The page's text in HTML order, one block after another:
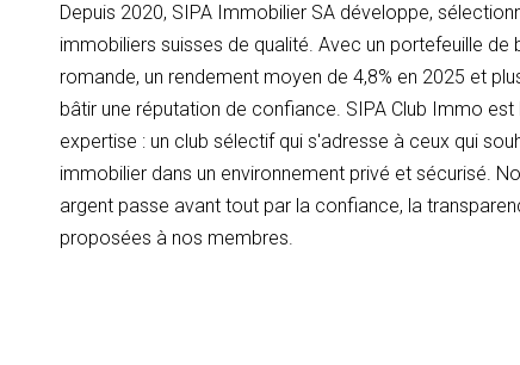
Depuis 2020, SIPA Immobilier SA développe,
immobiliers suisses de qualité. Avec un portefeuille de
romande, un rendement moyen de 4,8% en 2025 et
bâtir une réputation de confiance. SIPA Club Immo
expertise : un club sélectif qui s'adresse à ceux qui
immobilier dans un environnement privé et sécurisé.
argent passe avant tout par la confiance, la
proposées à nos membres.